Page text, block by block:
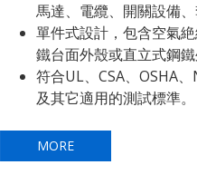
馬達、電纜、開關設備
單件式設計，包含空氣
鐵台面外殼或直立式鋼鐵
符合UL、CSA、OSHA
及其它適用的測試標準。
MORE